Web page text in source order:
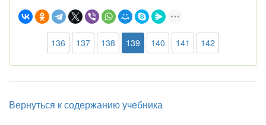
136 137 138 139 140 141 142
Вернуться к содержанию учебника